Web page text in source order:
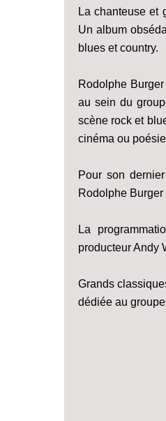
La chanteuse et
Un album
blues et country.
Rodolphe
au sein du
scène rock et
cinéma ou
Pour son
Rodolphe
La
producteur Andy
Grands
dédiée au